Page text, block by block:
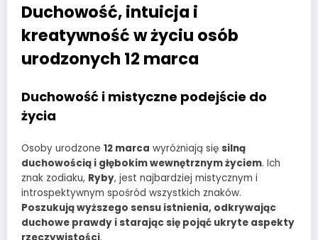
Duchowość, intuicja i
kreatywność w życiu osób
urodzonych 12 marca
Duchowość i mistyczne podejście do
życia
Osoby urodzone 12 marca wyróżniają się silną
duchowością i głębokim wewnętrznym życiem. Ich
znak zodiaku, Ryby, jest najbardziej mistycznym i
introspektywnym spośród wszystkich znaków.
Poszukują wyższego sensu istnienia, odkrywając
duchowe prawdy i starając się pojąć ukryte aspekty